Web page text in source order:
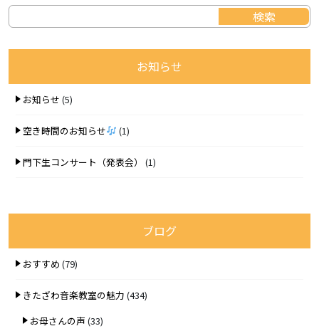
お知らせ
お知らせ (5)
空き時間のお知らせ (1)
門下生コンサート（発表会） (1)
ブログ
おすすめ (79)
きたざわ音楽教室の魅力 (434)
お母さんの声 (33)